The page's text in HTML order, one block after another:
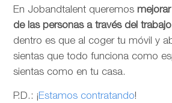
En Jobandtalent queremos
de las personas a través del trabajo
dentro es que al coger tu móvil y
sientas que todo funciona como
sientas como en tu casa.
P.D.: ¡Estamos contratando!